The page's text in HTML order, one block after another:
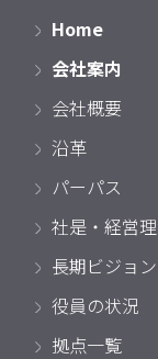
Home
会社案内
会社概要
沿革
パーパス
社是・経営
長期ビジョン
役員の状況
拠点一覧